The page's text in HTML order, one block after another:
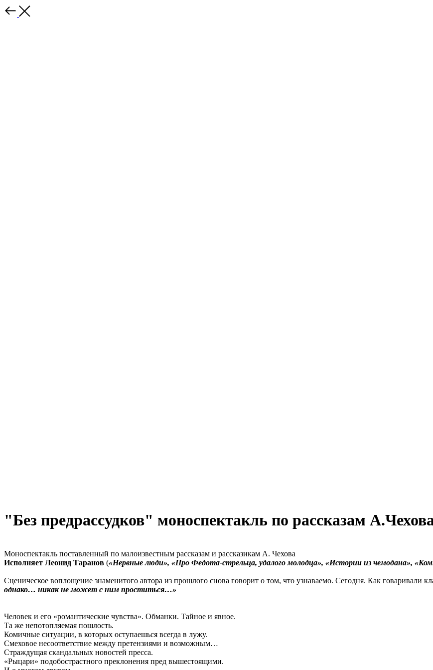
"Без предрассудков" моноспектакль по рассказам
Моноспектакль поставленный по малоизвестным рассказам и рассказикам А. Чехова
Исполняет Леонид Таранов («Нервные люди», «Про Федота-стрельца, удалого молодца», «Истории из чемодана»,
Сценическое воплощение знаменитого автора из прошлого снова говорит о том, что узнаваемо. Сегодня. Как говаривали
однако… никак не может с ним проститься…»
Человек и его «романтические чувства». Обманки. Тайное и явное.
Та же непотопляемая пошлость.
Комичные ситуации, в которых оступаешься всегда в лужу.
Смеховое несоответствие между претензиями и возможным…
Страждущая скандальных новостей пресса.
«Рыцари» подобострастного преклонения пред вышестоящими.